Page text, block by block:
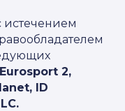
истечением
2,
ID